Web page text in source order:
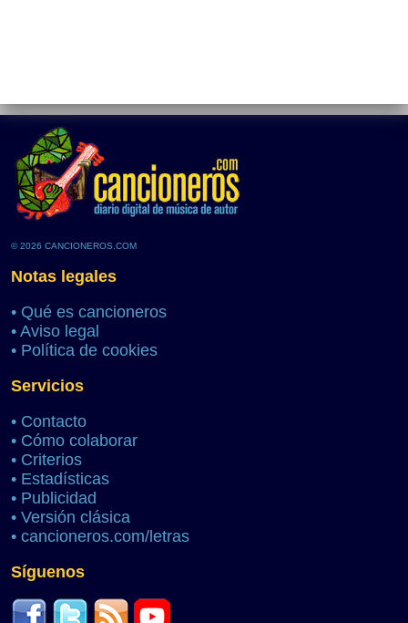
© 2026 CANCIONEROS.COM
Notas legales
• Qué es cancioneros
• Aviso legal
• Política de cookies
Servicios
• Contacto
• Cómo colaborar
• Criterios
• Estadísticas
• Publicidad
• Versión clásica
• cancioneros.com/letras
Síguenos